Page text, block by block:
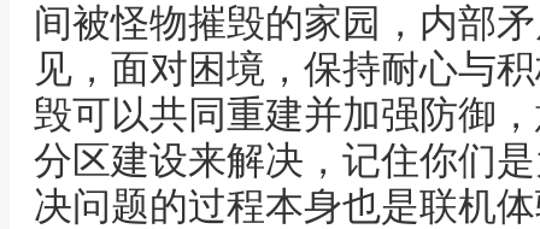
间被怪物摧毁的家园，内部
见，面对困境，保持耐心与
毁可以共同重建并加强防御
分区建设来解决，记住你们
决问题的过程本身也是联机